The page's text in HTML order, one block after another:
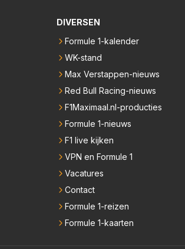
DIVERSEN
Formule 1-kalender
WK-stand
Max Verstappen-nieuws
Red Bull Racing-nieuws
F1Maximaal.nl-producties
Formule 1-nieuws
F1 live kijken
VPN en Formule 1
Vacatures
Contact
Formule 1-reizen
Formule 1-kaarten